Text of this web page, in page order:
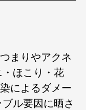
まりやアクネ
ほこり・花
によるダメー
ル要因に晒さ